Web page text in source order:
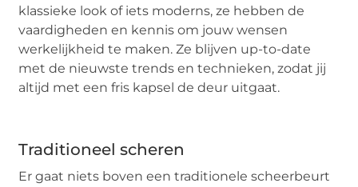
klassieke look of iets moderns, ze hebben de
vaardigheden en kennis om jouw wensen
werkelijkheid te maken. Ze blijven up-to-date
met de nieuwste trends en technieken, zodat jij
altijd met een fris kapsel de deur uitgaat.
Traditioneel scheren
Er gaat niets boven een traditionele scheerbeurt